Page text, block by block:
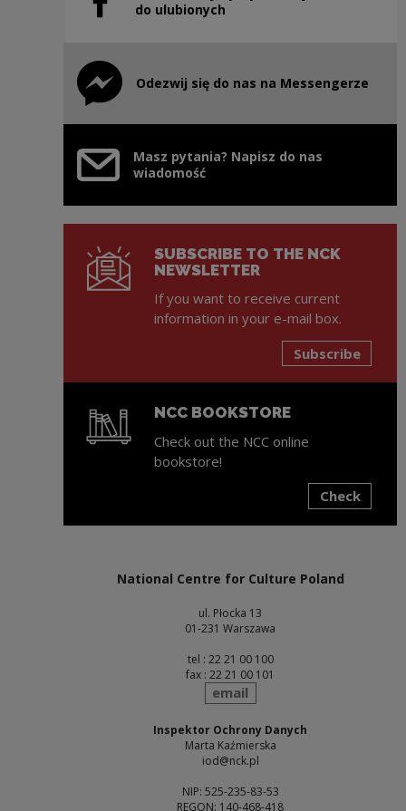
do ulubionych
Note, the link will open in a new window
Odezwij się do nas na Messengerze
Note, the link will open in a new window
Masz pytania? Napisz do nas
wiadomość
SUBSCRIBE TO THE NCK
NEWSLETTER
If you want to receive current
information in your e-mail box.
Subscribe
NCC BOOKSTORE
Check out the NCC online
bookstore!
Check
National Centre for Culture Poland
ul. Płocka 13
01-231 Warszawa
tel : 22 21 00 100
fax : 22 21 00 101
send
email
Inspektor Ochrony Danych
Marta Kaźmierska
iod@nck.pl
NIP: 525-235-83-53
REGON: 140-468-418